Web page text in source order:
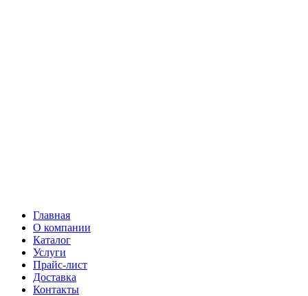
Главная
О компании
Каталог
Услуги
Прайс-лист
Доставка
Контакты